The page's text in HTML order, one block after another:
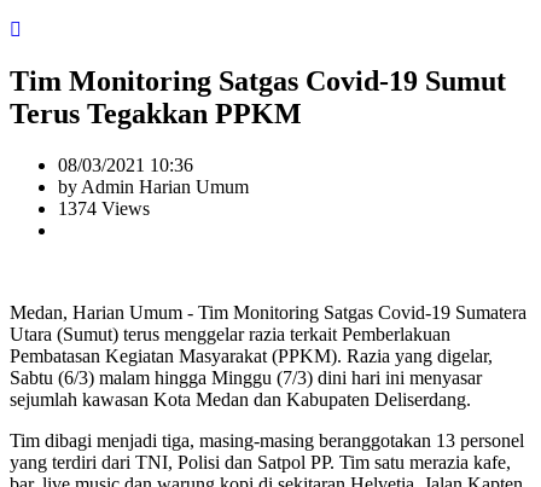
Tim Monitoring Satgas Covid-19 Sumut
Terus Tegakkan PPKM
08/03/2021 10:36
by Admin Harian Umum
1374 Views
Medan, Harian Umum - Tim Monitoring Satgas Covid-19 Sumatera
Utara (Sumut) terus menggelar razia terkait Pemberlakuan
Pembatasan Kegiatan Masyarakat (PPKM). Razia yang digelar,
Sabtu (6/3) malam hingga Minggu (7/3) dini hari ini menyasar
sejumlah kawasan Kota Medan dan Kabupaten Deliserdang.
Tim dibagi menjadi tiga, masing-masing beranggotakan 13 personel
yang terdiri dari TNI, Polisi dan Satpol PP. Tim satu merazia kafe,